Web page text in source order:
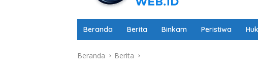
Beranda Berita Binkam Peristiwa
Beranda Berita